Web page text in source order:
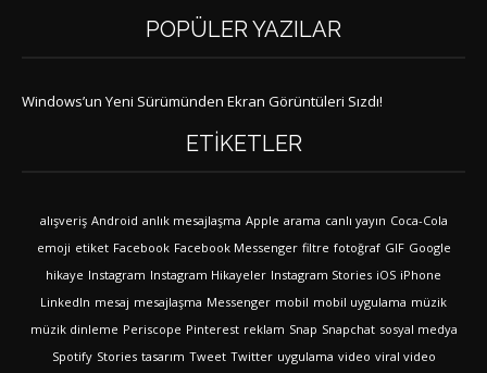
POPÜLER YAZILAR
Windows’un Yeni Sürümünden Ekran Görüntüleri Sızdı!
ETIKETLER
alışveriş Android anlık mesajlaşma Apple arama canlı yayın Coca-Cola
emoji etiket Facebook Facebook Messenger filtre fotoğraf GIF Google
hikaye Instagram Instagram Hikayeler Instagram Stories iOS iPhone
LinkedIn mesaj mesajlaşma Messenger mobil mobil uygulama müzik
müzik dinleme Periscope Pinterest reklam Snap Snapchat sosyal medya
Spotify Stories tasarım Tweet Twitter uygulama video viral video